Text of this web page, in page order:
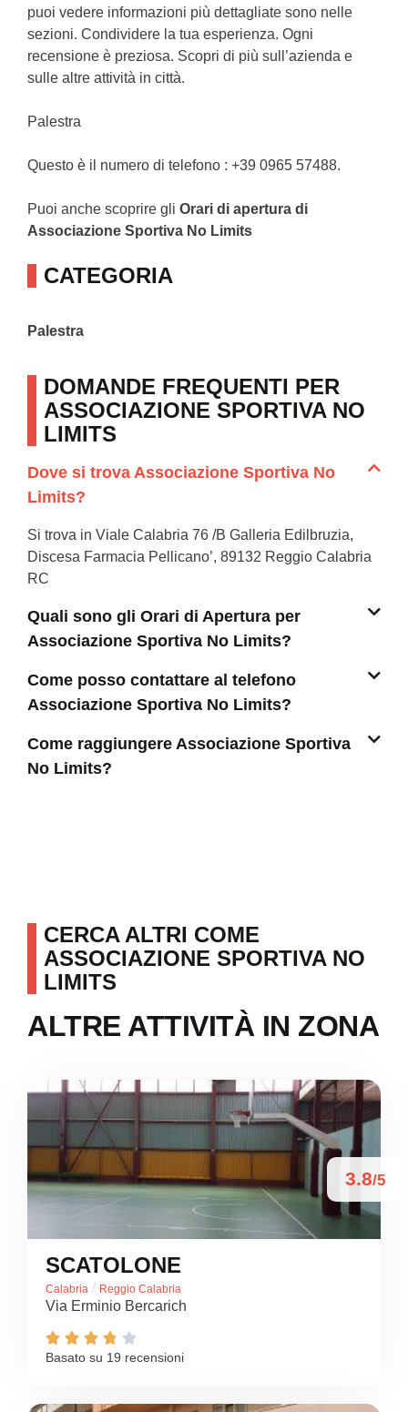
puoi vedere informazioni più dettagliate sono nelle
sezioni. Condividere la tua esperienza. Ogni
recensione è preziosa. Scopri di più sull’azienda e
sulle altre attività in città.
Palestra
Questo è il numero di telefono : +39 0965 57488.
Puoi anche scoprire gli Orari di apertura di
Associazione Sportiva No Limits
CATEGORIA
Palestra
DOMANDE FREQUENTI PER
ASSOCIAZIONE SPORTIVA NO
LIMITS
Dove si trova Associazione Sportiva No
Limits?
Si trova in Viale Calabria 76 /B Galleria Edilbruzia,
Discesa Farmacia Pellicano’, 89132 Reggio Calabria
RC
Quali sono gli Orari di Apertura per
Associazione Sportiva No Limits?
Come posso contattare al telefono
Associazione Sportiva No Limits?
Come raggiungere Associazione Sportiva
No Limits?
CERCA ALTRI COME
ASSOCIAZIONE SPORTIVA NO
LIMITS
ALTRE ATTIVITÀ IN ZONA
3.8/5
SCATOLONE
Calabria / Reggio Calabria
Via Erminio Bercarich
    
Basato su 19 recensioni